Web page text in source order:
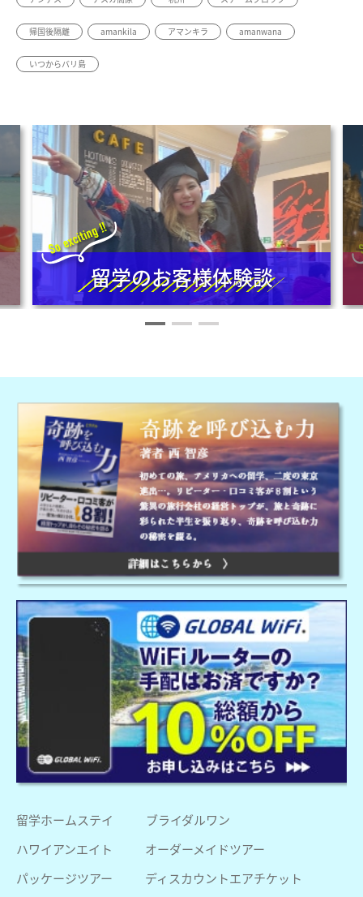
帰国後隔離 amankila アマンキラ amanwana
いつからバリ島
留学のお客様体験談
留学ホームステイ
ブライダルワン
ハワイアンエイト
オーダーメイドツアー
パッケージツアー
ディスカウントエアチケット